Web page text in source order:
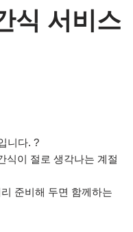
식 서비스
니다. ?
식이 절로 생각나는 계절
준비해 두면 함께하는